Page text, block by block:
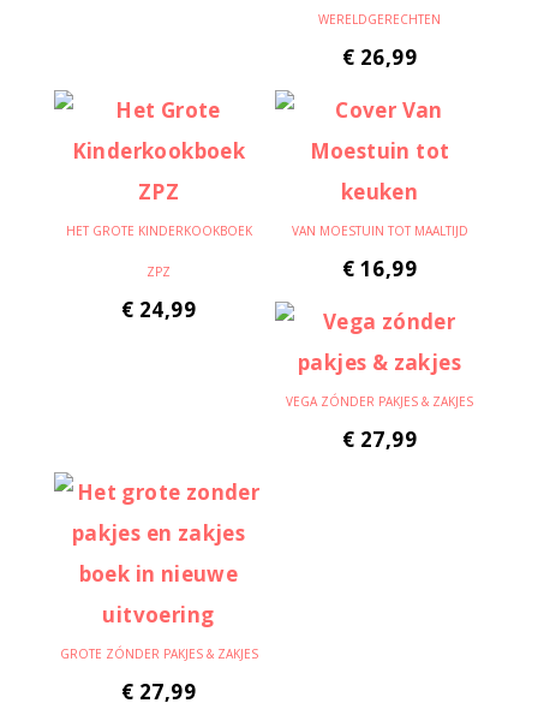
WERELDGERECHTEN
€ 26,99
HET GROTE KINDERKOOKBOEK
ZPZ
€ 24,99
VAN MOESTUIN TOT MAALTIJD
€ 16,99
VEGA ZÓNDER PAKJES & ZAKJES
€ 27,99
GROTE ZÓNDER PAKJES & ZAKJES
€ 27,99